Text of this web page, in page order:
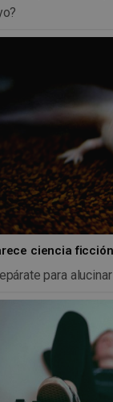
ciencia ficción
para